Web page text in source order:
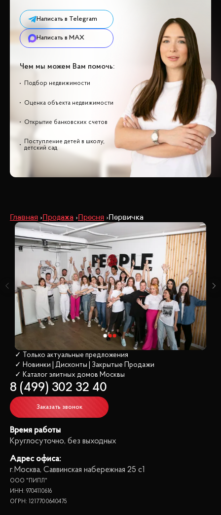
Написать в Telegram
Написать в MAX
Чем мы можем Вам помочь:
Подбор недвижимости
Оценка объекта недвижимости
Открытие банковских счетов
Поступление детей в школу,
детский сад
Главная Продажа Пресня Первичка
✓ Только актуальные предложения
✓ Новинки | Дисконты | Закрытые Продажи
✓ Каталог элитных домов Москвы
8 (499) 302 32 40
Заказать звонок
Время работы
Круглосуточно, без выходных
Адрес офиса:
г.Москва, Саввинская набережная 25 с1
ООО "ПИПЛ"
ИНН: 9704110616
ОГРН: 1217700640475